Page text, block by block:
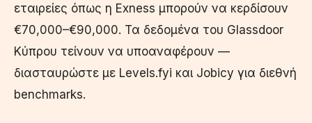
εταιρείες όπως η Exness μπορούν να κερδίσουν
€70,000–€90,000. Τα δεδομένα του Glassdoor
Κύπρου τείνουν να υποαναφέρουν —
διασταυρώστε με Levels.fyi και Jobicy για διεθνή
benchmarks.